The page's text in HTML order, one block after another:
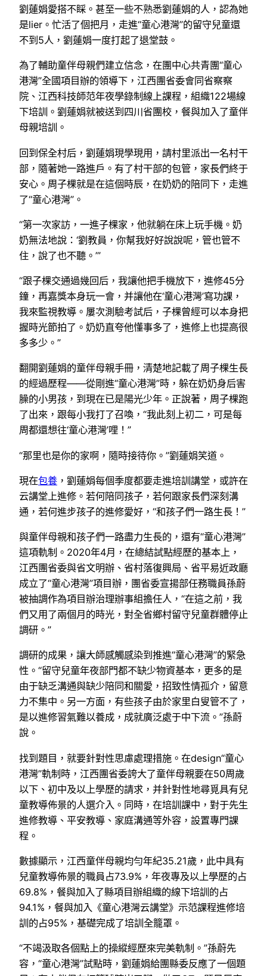
劉蓮娟愛搭不睬。甚至一些不熟悉劉蓮娟的人，認為她
是lier。忙活了個把月，走進“童心港灣”的留守兒童還
不到5人，劉蓮娟一度打起了退堂鼓。
為了輔助童伴母親們建立信念，在團中心共青團“童心
港灣”全國項目辦的領導下，江西團省委會同省察察
院、江西科技師范年夜學錄制線上課程，組織122場線
下培訓。劉蓮娟就被送到四川省團校，餐與加入了童伴
母親培訓。
回到保全村后，劉蓮娟現學現用，請村里派出一名村干
部，隨著她一路進戶。有了村干部的包管，家長們終于
安心。周子棵就是在這個時辰，在奶奶的陪同下，走進
了“童心港灣”。
“第一次家訪，一進子棵家，他就躺在床上玩手機。奶
奶無法地說：‘劉教員，你幫我好好說說呢，管也管不
住，說了也不聽。’”
“跟子棵交通過幾回后，我讓他把手機放下，進修45分
鐘，再嘉獎本身玩一會，并讓他在‘童心港灣’寫功課，
我來監視教導。屢次測驗考試后，子棵曾經可以本身把
握時光節拍了。奶奶直夸他懂事多了，進修上也提高很
多多少。”
翻開劉蓮娟的童伴母親手冊，清楚地記載了周子棵生長
的經過歷程——從剛進“童心港灣”時，躲在奶奶身后害
臊的小男孩，到現在已是陽光少年。正說著，周子棵跑
了出來，跟每小我打了召喚，“我此刻上初二，可是每
周都還想往‘童心港灣’哩！”
“那里也是你的家啊，隨時接待你。”劉蓮娟笑道。
現在包養 ，劉蓮娟每個季度都要走進培訓講堂，或許在
云講堂上進修。若何陪同孩子，若何跟家長們深刻溝
通，若何進步孩子的進修愛好，“和孩子們一路生長！”
與童伴母親和孩子們一路盡力生長的，還有“童心港灣”
這項軌制。2020年4月，在總結試點經歷的基本上，
江西團省委與省文明辦、省村落復興局、省平易近政廳
成立了“童心港灣”項目辦，團省委宣揚部任務職員孫蔚
被抽調作為項目辦治理辦事組擔任人，“在這之前，我
們又用了兩個月的時光，對全省鄉村留守兒童群體停止
調研。”
調研的成果，讓大師感觸感染到推進“童心港灣”的緊急
性。“留守兒童年夜部門都不缺少物資基本，更多的是
由于缺乏溝通與缺少陪同和關愛，招致性情孤介，留意
力不集中。另一方面，有些孩子由於家里白叟管不了，
是以進修習氣難以養成，成就廣泛處于中下流。”孫蔚
說。
找到題目，就要針對性思慮處理措施。在design“童心
港灣”軌制時，江西團省委誇大了童伴母親要在50周歲
以下、初中及以上學歷的請求，并針對性地尋覓具有兒
童教導佈景的人選介入。同時，在培訓課中，對于先生
進修教導、平安教導、家庭溝通等外容，設置專門課
程。
數據顯示，江西童伴母親均勻年紀35.21歲，此中具有
兒童教導佈景的職員占73.9%，年夜專及以上學歷的占
69.8%，餐與加入了縣項目辦組織的線下培訓的占
94.1%，餐與加入《童心港灣云講堂》示范課程進修培
訓的占95%，基礎完成了培訓全籠罩。
“不竭汲取各個點上的操縱經歷來完美軌制。”孫蔚先
容，“童心港灣”試點時，劉蓮娟給團縣委反應了一個題